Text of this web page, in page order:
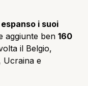
i suoi
aggiunte ben 160
il Belgio,
Ucraina e